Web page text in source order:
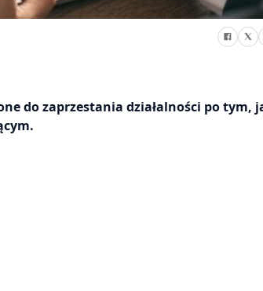
do zaprzestania działalności po tym,